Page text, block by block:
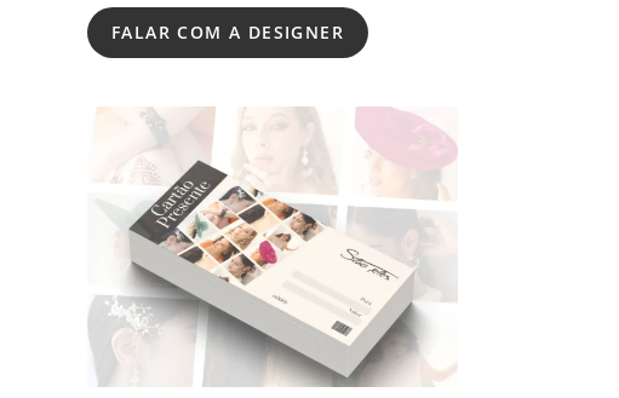
FALAR COM A DESIGNER